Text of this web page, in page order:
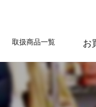
取扱商品一覧 お